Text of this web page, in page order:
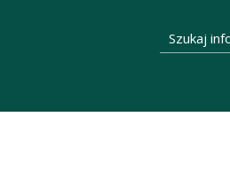
Szukaj